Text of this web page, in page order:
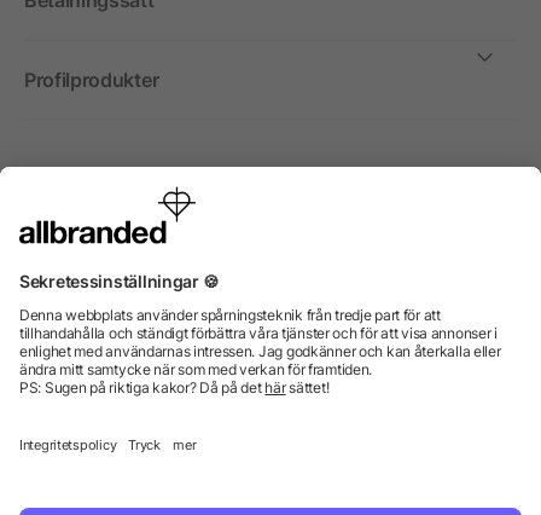
Profilprodukter
Internationellt
enbart till företag, institutioner, föreningar och